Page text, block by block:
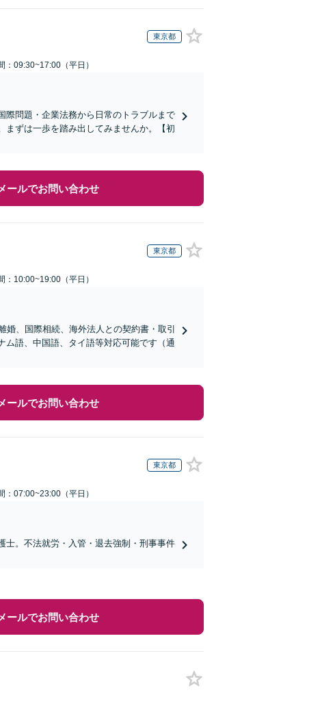
東京都
：09:30~17:00（平日）
際問題・企業法務から日常のトラブルまで
まずは一歩を踏み出してみませんか。【初
ールでお問い合わせ
東京都
：10:00~19:00（平日）
婚、国際相続、海外法人との契約書・取引
ム語、中国語、タイ語等対応可能です（通
ールでお問い合わせ
東京都
：07:00~23:00（平日）
士。不法就労・入管・退去強制・刑事事件
ールでお問い合わせ